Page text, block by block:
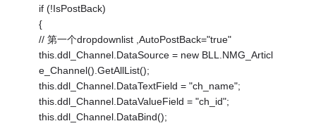
if (!IsPostBack)
{
// 第一个dropdownlist ,AutoPostBack="true"
this.ddl_Channel.DataSource = new BLL.NMG_Articl
e_Channel().GetAllList();
this.ddl_Channel.DataTextField = "ch_name";
this.ddl_Channel.DataValueField = "ch_id";
this.ddl_Channel.DataBind();